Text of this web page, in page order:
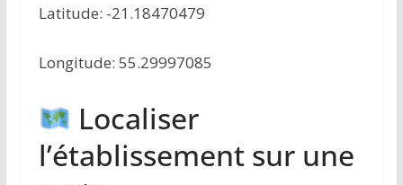
Latitude: -21.18470479
Longitude: 55.29997085
Localiser
l’établissement sur une